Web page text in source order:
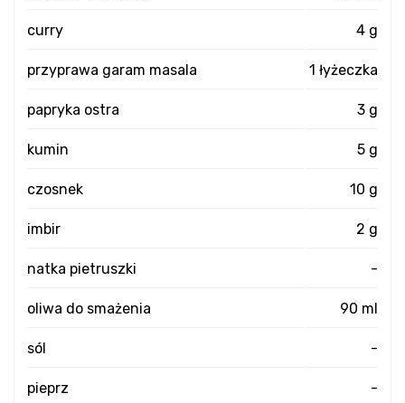
curry 4 g
przyprawa garam masala 1 łyżeczka
papryka ostra 3 g
kumin 5 g
czosnek 10 g
imbir 2 g
natka pietruszki -
oliwa do smażenia 90 ml
sól -
pieprz -